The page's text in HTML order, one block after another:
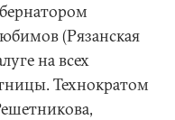
(Рязанская
на всех
Технократом